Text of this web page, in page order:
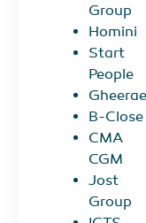
Group
Homini
Start
People
B-Close
CMA
CGM
Jost
Group